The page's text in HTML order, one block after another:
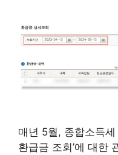
매년 5월, 종합소득세
환급금 조회’에 대한